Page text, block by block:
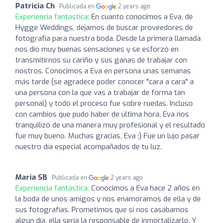
Patricia Ch Publicada en 2 years ago
Experiencia fantástica: En cuanto conocimos a Eva, de
Hygge Weddings, dejamos de buscar proveedores de
fotografía para nuestra boda. Desde la primera llamada
nos dio muy buenas sensaciones y se esforzó en
transmitirnos su cariño y sus ganas de trabajar con
nostros. Conocimos a Eva en persona unas semanas
más tarde (se agradece poder conocer "cara a cara" a
una persona con la que vas a trabajar de forma tan
personal) y todo el proceso fue sobre ruedas. Incluso
con cambios que pudo haber de última hora, Eva nos
tranquilizó de una manera muy profesional y el resultado
fue muy bueno. Muchas gracias, Eva :) Fue un lujo pasar
nuestro día especial acompañados de tu luz.
Maria SB Publicada en 2 years ago
Experiencia fantástica: Conocimos a Eva hace 2 años en
la boda de unos amigos y nos enamoramos de ella y de
sus fotografías. Prometimos que si nos casábamos
algún día, ella sería la responsable de inmortalizarlo. Y